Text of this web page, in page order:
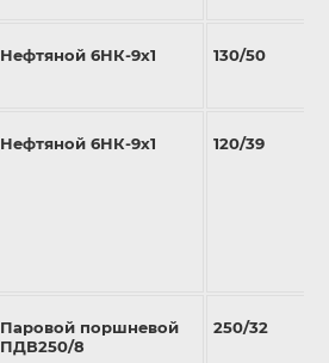
Нефтяной 6НК-9х1 130/50
Нефтяной 6НК-9х1 120/39
Паровой поршневой
ПДВ250/8
250/32